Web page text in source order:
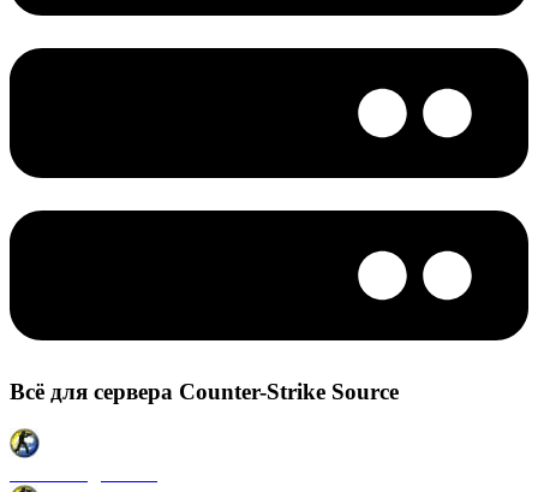
Всё для сервера Counter-Strike Source